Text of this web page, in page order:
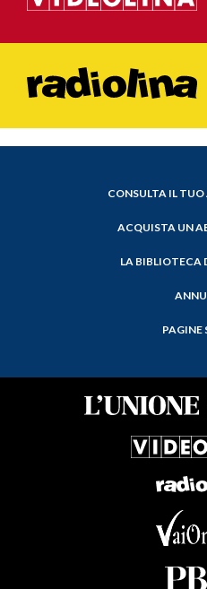
CONSULTA IL
ACQUISTA UN
LA BIBLIOTECA
PAGINE